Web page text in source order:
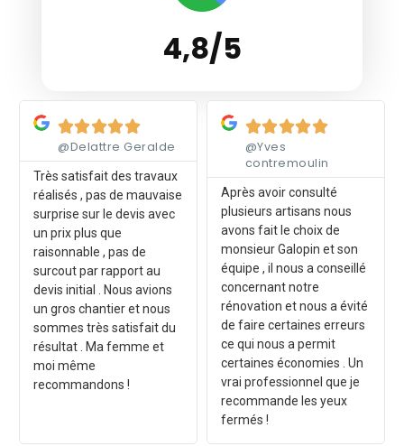
4,8/5

@Delattre Geralde
Très satisfait des travaux
réalisés , pas de mauvaise
surprise sur le devis avec
un prix plus que
raisonnable , pas de
surcout par rapport au
devis initial . Nous avions
un gros chantier et nous
sommes très satisfait du
résultat . Ma femme et
moi même
recommandons !

@Yves
contremoulin
Après avoir consulté
plusieurs artisans nous
avons fait le choix de
monsieur Galopin et son
équipe , il nous a conseillé
concernant notre
rénovation et nous a évité
de faire certaines erreurs
ce qui nous a permit
certaines économies . Un
vrai professionnel que je
recommande les yeux
fermés !